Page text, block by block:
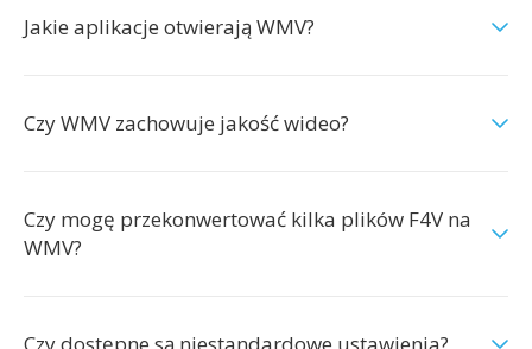
Jakie aplikacje otwierają WMV?
Czy WMV zachowuje jakość wideo?
Czy mogę przekonwertować kilka plików F4V na
WMV?